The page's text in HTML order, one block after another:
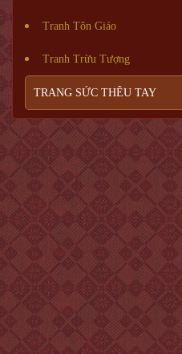
Tranh Tôn Giáo
Tranh Trừu Tượng
TRANG SỨC THÊU TAY